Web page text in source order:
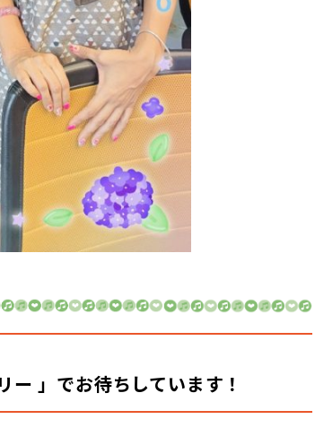
」でお待ちしています！